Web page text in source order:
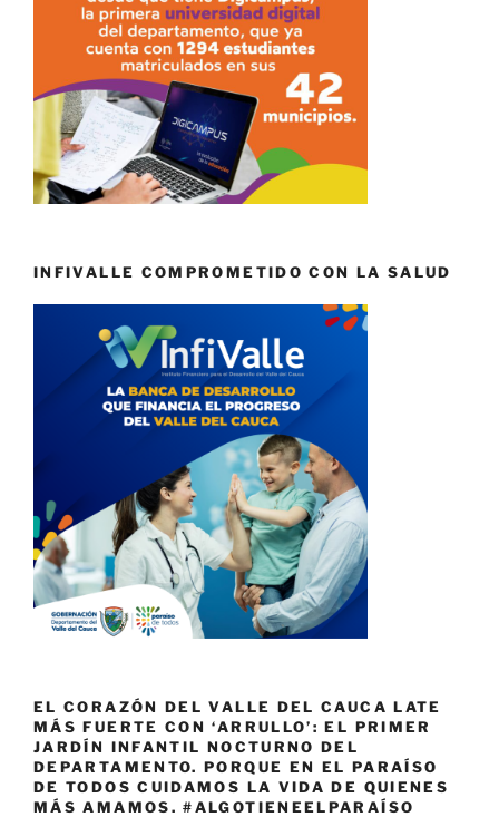
INFIVALLE COMPROMETIDO CON LA SALUD
EL CORAZÓN DEL VALLE DEL CAUCA LATE
MÁS FUERTE CON ‘ARRULLO’: EL PRIMER
JARDÍN INFANTIL NOCTURNO DEL
DEPARTAMENTO. PORQUE EN EL PARAÍSO
DE TODOS CUIDAMOS LA VIDA DE QUIENES
MÁS AMAMOS. #ALGOTIENEELPARAÍSO